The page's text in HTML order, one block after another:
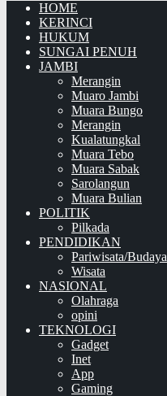
HOME
KERINCI
HUKUM
SUNGAI PENUH
JAMBI
Merangin
Muaro Jambi
Muara Bungo
Merangin
Kualatungkal
Muara Tebo
Muara Sabak
Sarolangun
Muara Bulian
POLITIK
Pilkada
PENDIDIKAN
Pariwisata/Budaya
Wisata
NASIONAL
Olahraga
opini
TEKNOLOGI
Gadget
Inet
App
Gaming